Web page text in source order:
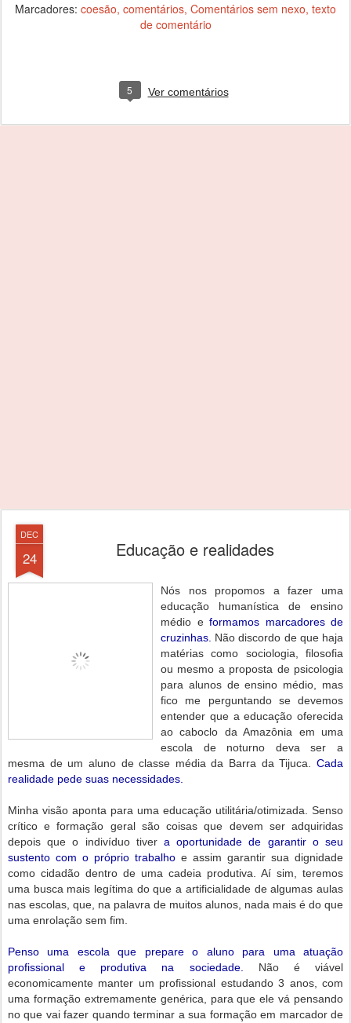
Marcadores: coesão comentários Comentários sem nexo texto
de comentário
5 Ver comentários
DEC
24 Educação e realidades
Nós nos propomos a fazer uma
educação humanística de ensino
médio e formamos marcadores de
cruzinhas. Não discordo de que haja
matérias como sociologia, filosofia
ou mesmo a proposta de psicologia
para alunos de ensino médio, mas
fico me perguntando se devemos
entender que a educação oferecida
ao caboclo da Amazônia em uma
escola de noturno deva ser a
mesma de um aluno de classe média da Barra da Tijuca. Cada
realidade pede suas necessidades.
Minha visão aponta para uma educação utilitária/otimizada. Senso
crítico e formação geral são coisas que devem ser adquiridas
depois que o indivíduo tiver a oportunidade de garantir o seu
sustento com o próprio trabalho e assim garantir sua dignidade
como cidadão dentro de uma cadeia produtiva. Aí sim, teremos
uma busca mais legítima do que a artificialidade de algumas aulas
nas escolas, que, na palavra de muitos alunos, nada mais é do que
uma enrolação sem fim.
Penso uma escola que prepare o aluno para uma atuação
profissional e produtiva na sociedade. Não é viável
economicamente manter um profissional estudando 3 anos, com
uma formação extremamente genérica, para que ele vá pensando
no que vai fazer quando terminar a sua formação em marcador de